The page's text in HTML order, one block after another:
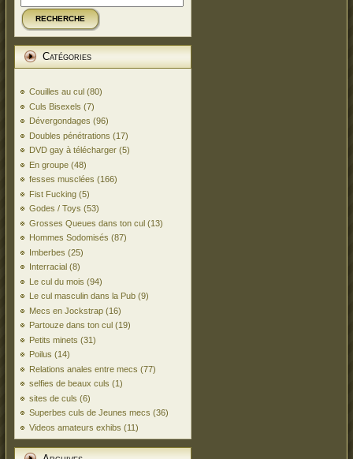
RECHERCHE
Catégories
Couilles au cul (80)
Culs Bisexels (7)
Dévergondages (96)
Doubles pénétrations (17)
DVD gay à télécharger (5)
En groupe (48)
fesses musclées (166)
Fist Fucking (5)
Godes / Toys (53)
Grosses Queues dans ton cul (13)
Hommes Sodomisés (87)
Imberbes (25)
Interracial (8)
Le cul du mois (94)
Le cul masculin dans la Pub (9)
Mecs en Jockstrap (16)
Partouze dans ton cul (19)
Petits minets (31)
Poilus (14)
Relations anales entre mecs (77)
selfies de beaux culs (1)
sites de culs (6)
Superbes culs de Jeunes mecs (36)
Videos amateurs exhibs (11)